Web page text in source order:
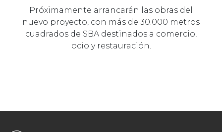
Próximamente arrancarán las obras del
nuevo proyecto, con más de 30.000 metros
cuadrados de SBA destinados a comercio,
ocio y restauración.